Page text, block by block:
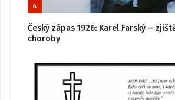
4
Český zápas 1926: Karel Farský –
choroby